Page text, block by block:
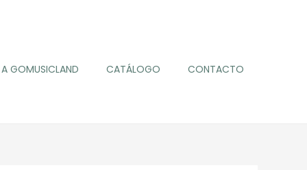
A GOMUSICLAND CATÁLOGO CONTACTO